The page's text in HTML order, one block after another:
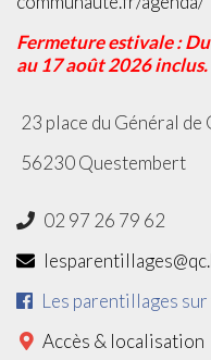
Fermeture estivale :
au 17 août 2026 inclus.
23 place du Général de
56230 Questembert
02 97 26 79 62
Les parentillages
Accès & localisation